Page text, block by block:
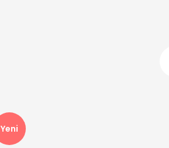
Yeni